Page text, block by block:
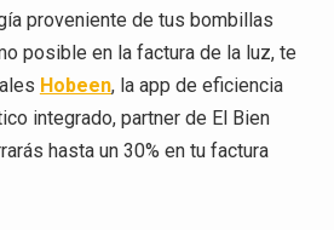
proveniente de tus bombillas
posible en la factura de la luz, te
Hobeen, la app de eficiencia
integrado, partner de El Bien
hasta un 30% en tu factura